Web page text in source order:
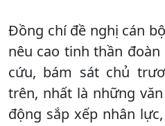
Đồng chí đề nghị cán
nêu cao tinh thần
cứu, bám sát chủ
trên, nhất là những
động sắp xếp nhân